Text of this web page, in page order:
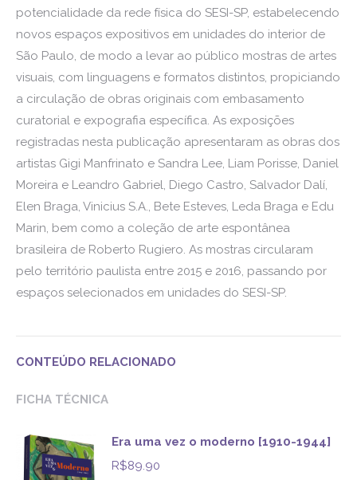
potencialidade da rede física do SESI-SP, estabelecendo
novos espaços expositivos em unidades do interior de
São Paulo, de modo a levar ao público mostras de artes
visuais, com linguagens e formatos distintos, propiciando
a circulação de obras originais com embasamento
curatorial e expografia específica. As exposições
registradas nesta publicação apresentaram as obras dos
artistas Gigi Manfrinato e Sandra Lee, Liam Porisse, Daniel
Moreira e Leandro Gabriel, Diego Castro, Salvador Dalí,
Elen Braga, Vinicius S.A., Bete Esteves, Leda Braga e Edu
Marin, bem como a coleção de arte espontânea
brasileira de Roberto Rugiero. As mostras circularam
pelo território paulista entre 2015 e 2016, passando por
espaços selecionados em unidades do SESI-SP.
CONTEÚDO RELACIONADO
FICHA TÉCNICA
Era uma vez o moderno [1910-1944]
R$89.90